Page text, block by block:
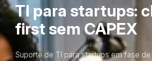
TI para startups:
first sem CAPEX
Suporte de TI para startups em fase